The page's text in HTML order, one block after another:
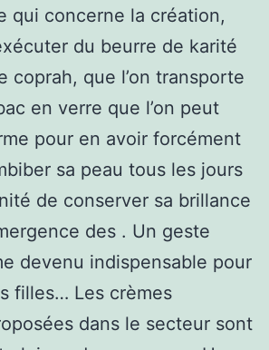
qui concerne la création,
du beurre de karité
coprah, que l’on transporte
en verre que l’on peut
pour en avoir forcément
sa peau tous les jours
de conserver sa brillance
des . Un geste
devenu indispensable pour
filles… Les crèmes
dans le secteur sont